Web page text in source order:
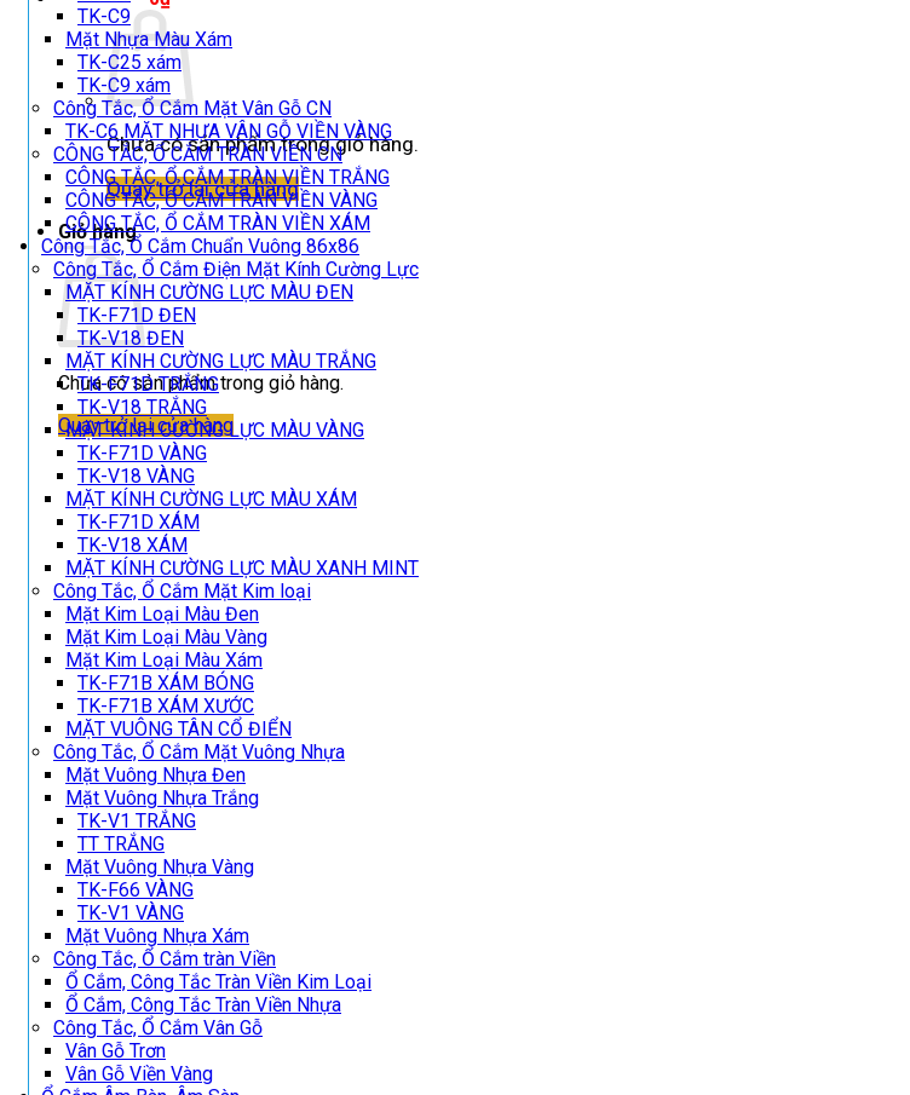
Chưa có sản phẩm trong giỏ hàng.
Quay trở lại cửa hàng
Giỏ hàng
Chưa có sản phẩm trong giỏ hàng.
Quay trở lại cửa hàng
TK-C9
Mặt Nhựa Màu Xám
TK-C25 xám
TK-C9 xám
Công Tắc, Ổ Cắm Mặt Vân Gỗ CN
TK-C6 MẶT NHỰA VÂN GỖ VIỀN VÀNG
CÔNG TẮC, Ổ CẮM TRÀN VIỀN CN
CÔNG TẮC, Ổ CẮM TRÀN VIỀN TRẮNG
CÔNG TẮC, Ổ CẮM TRÀN VIỀN VÀNG
CÔNG TẮC, Ổ CẮM TRÀN VIỀN XÁM
Công Tắc, Ổ Cắm Chuẩn Vuông 86x86
Công Tắc, Ổ Cắm Điện Mặt Kính Cường Lực
MẶT KÍNH CƯỜNG LỰC MÀU ĐEN
TK-F71D ĐEN
TK-V18 ĐEN
MẶT KÍNH CƯỜNG LỰC MÀU TRẮNG
TK-F71D TRẮNG
TK-V18 TRẮNG
MẶT KÍNH CƯỜNG LỰC MÀU VÀNG
TK-F71D VÀNG
TK-V18 VÀNG
MẶT KÍNH CƯỜNG LỰC MÀU XÁM
TK-F71D XÁM
TK-V18 XÁM
MẶT KÍNH CƯỜNG LỰC MÀU XANH MINT
Công Tắc, Ổ Cắm Mặt Kim loại
Mặt Kim Loại Màu Đen
Mặt Kim Loại Màu Vàng
Mặt Kim Loại Màu Xám
TK-F71B XÁM BÓNG
TK-F71B XÁM XƯỚC
MẶT VUÔNG TÂN CỔ ĐIỂN
Công Tắc, Ổ Cắm Mặt Vuông Nhựa
Mặt Vuông Nhựa Đen
Mặt Vuông Nhựa Trắng
TK-V1 TRẮNG
TT TRẮNG
Mặt Vuông Nhựa Vàng
TK-F66 VÀNG
TK-V1 VÀNG
Mặt Vuông Nhựa Xám
Công Tắc, Ổ Cắm tràn Viền
Ổ Cắm, Công Tắc Tràn Viền Kim Loại
Ổ Cắm, Công Tắc Tràn Viền Nhựa
Công Tắc, Ổ Cắm Vân Gỗ
Vân Gỗ Trơn
Vân Gỗ Viền Vàng